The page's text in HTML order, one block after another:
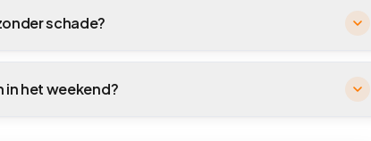
schade?
in het weekend?